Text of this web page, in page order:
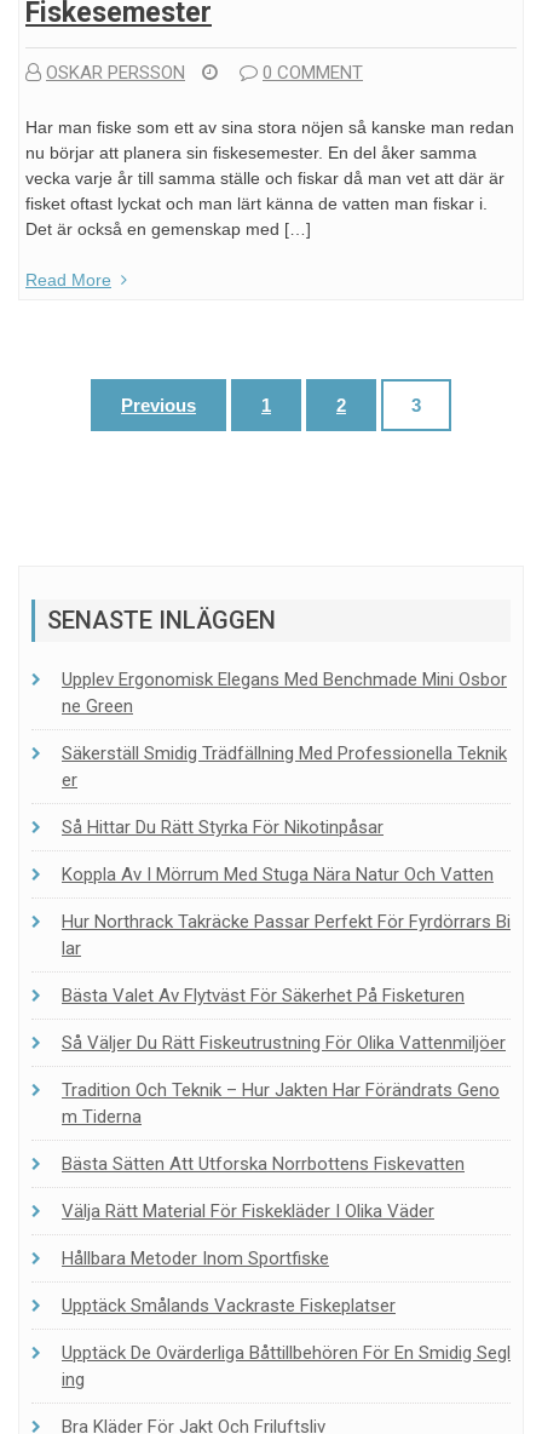
Fiskesemester
OSKAR PERSSON 0 COMMENT
Har man fiske som ett av sina stora nöjen så kanske man redan
nu börjar att planera sin fiskesemester. En del åker samma
vecka varje år till samma ställe och fiskar då man vet att där är
fisket oftast lyckat och man lärt känna de vatten man fiskar i.
Det är också en gemenskap med […]
Read More
navigation
Previous 1 2 3
SENASTE INLÄGGEN
Upplev Ergonomisk Elegans Med Benchmade Mini Osbor
Ne Green
Säkerställ Smidig Trädfällning Med Professionella Teknik
Er
Så Hittar Du Rätt Styrka För Nikotinpåsar
Koppla Av I Mörrum Med Stuga Nära Natur Och Vatten
Hur Northrack Takräcke Passar Perfekt För Fyrdörrars Bi
Lar
Bästa Valet Av Flytväst För Säkerhet På Fisketuren
Så Väljer Du Rätt Fiskeutrustning För Olika Vattenmiljöer
Tradition Och Teknik – Hur Jakten Har Förändrats Geno
M Tiderna
Bästa Sätten Att Utforska Norrbottens Fiskevatten
Välja Rätt Material För Fiskekläder I Olika Väder
Hållbara Metoder Inom Sportfiske
Upptäck Smålands Vackraste Fiskeplatser
Upptäck De Ovärderliga Båttillbehören För En Smidig Segl
Ing
Bra Kläder För Jakt Och Friluftsliv